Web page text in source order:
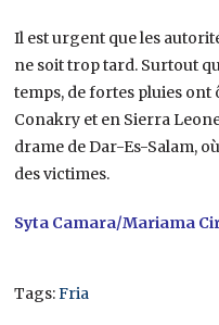
Il est urgent que les
ne soit trop tard. Surtout
temps, de fortes pluies ont
Conakry et en Sierra
drame de Dar-Es-Salam,
des victimes.
Syta Camara/Mariama
Tags:Fria